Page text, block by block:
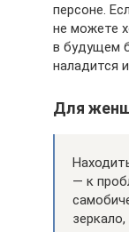
персоне.
не можете
в будущем
наладится
Для
— к